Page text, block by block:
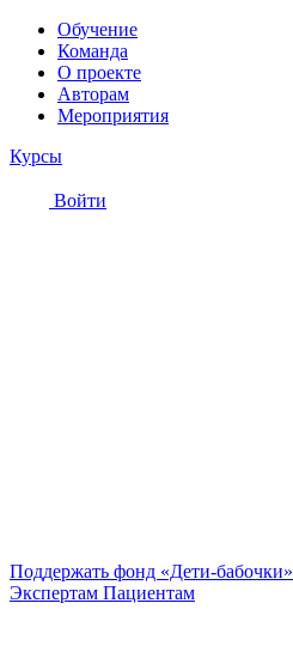
Обучение
Команда
О проекте
Авторам
Мероприятия
Курсы
Войти
Поддержать фонд «Дети-бабочки»
Экспертам Пациентам